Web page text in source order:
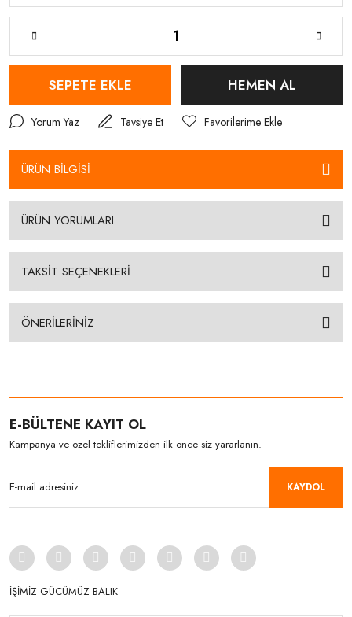
SEPETE EKLE HEMEN AL
Yorum Yaz Tavsiye Et
ÜRÜN BİLGİSİ
ÜRÜN YORUMLARI
TAKSİT SEÇENEKLERİ
ÖNERİLERİNİZ
E-BÜLTENE KAYIT OL
Kampanya ve özel tekliflerimizden ilk önce siz yararlanın.
KAYDOL
İŞİMİZ GÜCÜMÜZ BALIK